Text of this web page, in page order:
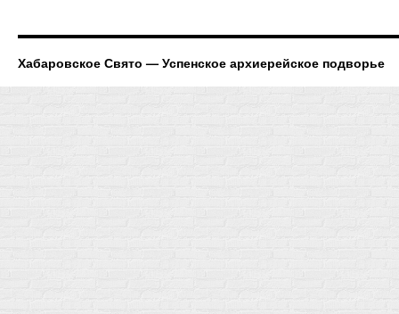
Хабаровское Свято — Успенское архиерейское подворье